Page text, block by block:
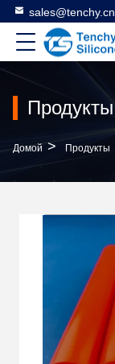
sales@tenchy.cn
Продукты
Домой > Продукты